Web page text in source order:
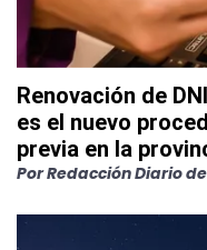
Renovación de
es el nuevo
previa en la
PorRedacción Diario